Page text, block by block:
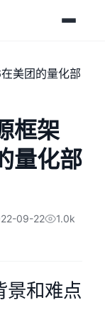
框架
量化部
09-22 1.0k
景和难点